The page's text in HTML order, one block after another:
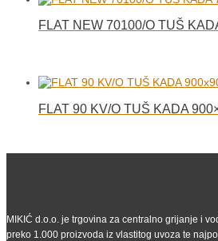
FLAT NEW 70100/O TUŠ
FLAT 90 KV/O TUŠ KADA
MIKIĆ d.o.o. je trgovina za centralno grijanje i
preko 1.000 proizvoda iz vlastitog uvoza te